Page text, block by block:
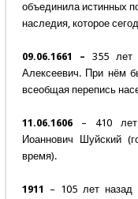
объединила истинных
наследия, которое
09.06.1661 – 355 лет
Алексеевич. При нём
всеобщая перепись
11.06.1606– 410 лет
Иоаннович Шуйский
время).
1911 – 105 лет назад